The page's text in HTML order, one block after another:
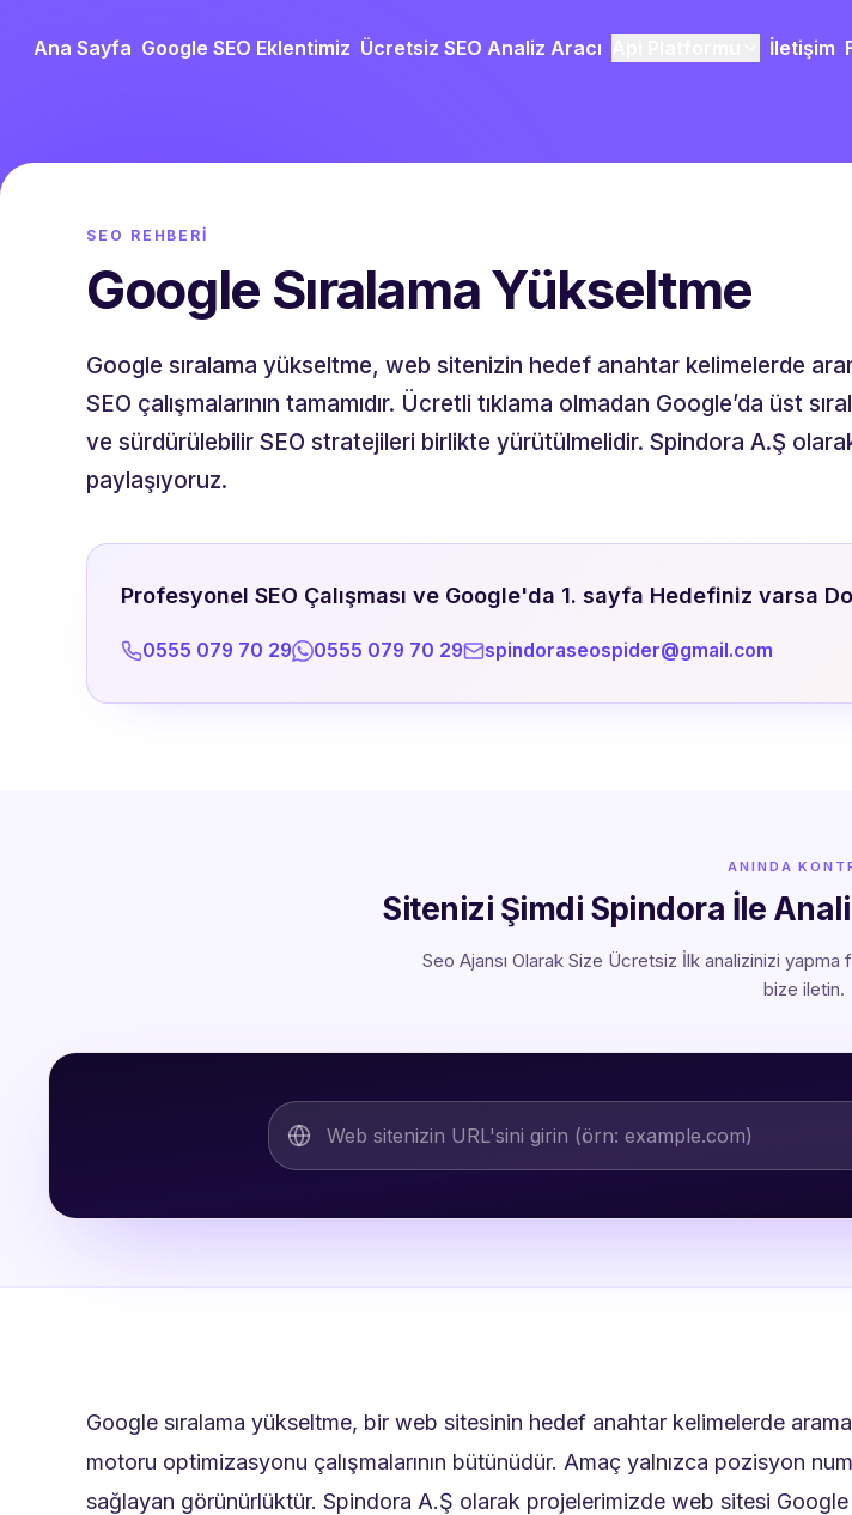
Ana Sayfa Google SEO Eklentimiz Ücretsiz SEO Analiz Aracı İletişim
SEO REHBERI
Google Sıralama Yükseltme
Google sıralama yükseltme, web sitenizin hedef anahtar kelimelerde
SEO çalışmalarının tamamıdır. Ücretli tıklama olmadan Google’da üst
ve sürdürülebilir SEO stratejileri birlikte yürütülmelidir. Spindora A.Ş olarak
paylaşıyoruz.
Profesyonel SEO Çalışması ve Google'da 1. sayfa Hedefiniz varsa
0555 079 70 29 0555 079 70 29 spindoraseospider@gmail.com
ANINDA
Sitenizi Şimdi Spindora İle
Seo Ajansı Olarak Size Ücretsiz İlk analizinizi yapma
bize iletin.
Google sıralama yükseltme, bir web sitesinin hedef anahtar kelimelerde
motoru optimizasyonu çalışmalarının bütünüdür. Amaç yalnızca pozisyon
sağlayan görünürlüktür. Spindora A.Ş olarak projelerimizde web sitesi